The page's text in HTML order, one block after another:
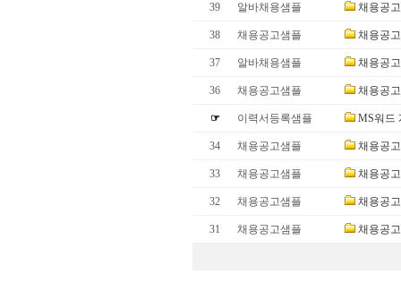
39 알바채용샘플 채용공
38 채용공고샘플 채용공
37 알바채용샘플 채용공
36 채용공고샘플 채용공
☞ 이력서등록샘플 MS워드
34 채용공고샘플 채용공
33 채용공고샘플 채용공
32 채용공고샘플 채용공
31 채용공고샘플 채용공